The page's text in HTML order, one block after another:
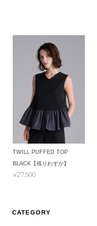
TWILL PUFFED TOP
BLACK【残りわずか】
¥27,500
CATEGORY